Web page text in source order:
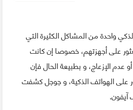
واحدة من المشاكل الكثيرة التي
على أجهزتهم، خصوصا إن كانت
الإزعاج، و بطبيعة الحال فإن
على الهواتف الذكية، و جوجل كشفت